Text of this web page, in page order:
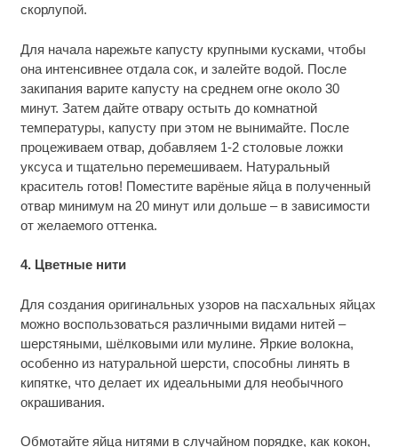
скорлупой.
Для начала нарежьте капусту крупными кусками, чтобы
она интенсивнее отдала сок, и залейте водой. После
закипания варите капусту на среднем огне около 30
минут. Затем дайте отвару остыть до комнатной
температуры, капусту при этом не вынимайте. После
процеживаем отвар, добавляем 1-2 столовые ложки
уксуса и тщательно перемешиваем. Натуральный
краситель готов! Поместите варёные яйца в полученный
отвар минимум на 20 минут или дольше – в зависимости
от желаемого оттенка.
4. Цветные нити
Для создания оригинальных узоров на пасхальных яйцах
можно воспользоваться различными видами нитей –
шерстяными, шёлковыми или мулине. Яркие волокна,
особенно из натуральной шерсти, способны линять в
кипятке, что делает их идеальными для необычного
окрашивания.
Обмотайте яйца нитями в случайном порядке, как кокон,